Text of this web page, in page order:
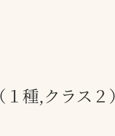
暑さ対策
（１種,クラス２）